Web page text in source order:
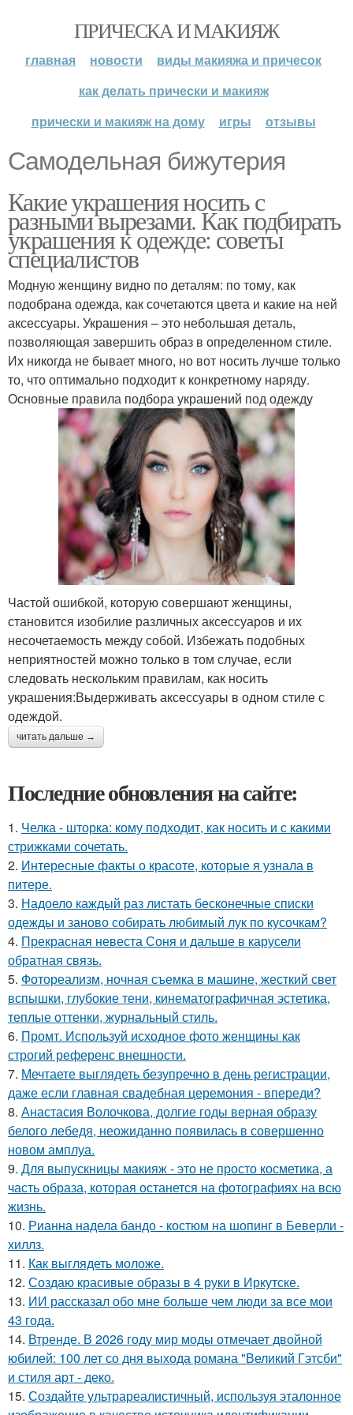
ПРИЧЕСКА И МАКИЯЖ
главная новости
виды макияжа и причесок
как делать прически и макияж
прически и макияж на дому
игры отзывы
Самодельная бижутерия
Какие украшения носить с
разными вырезами. Как подбирать
украшения к одежде: советы
специалистов
Модную женщину видно по деталям: по тому, как
подобрана одежда, как сочетаются цвета и какие на ней
аксессуары. Украшения – это небольшая деталь,
позволяющая завершить образ в определенном стиле.
Их никогда не бывает много, но вот носить лучше только
то, что оптимально подходит к конкретному наряду.
Основные правила подбора украшений под одежду
Частой ошибкой, которую совершают женщины,
становится изобилие различных аксессуаров и их
несочетаемость между собой. Избежать подобных
неприятностей можно только в том случае, если
следовать нескольким правилам, как носить
украшения:Выдерживать аксессуары в одном стиле с
одеждой.
читать дальше →
Последние обновления на сайте:
1. Челка - шторка: кому подходит, как носить и с какими
стрижками сочетать.
2. Интересные факты о красоте, которые я узнала в
питере.
3. Надоело каждый раз листать бесконечные списки
одежды и заново собирать любимый лук по кусочкам?
4. Прекрасная невеста Соня и дальше в карусели
обратная связь.
5. Фотореализм, ночная съемка в машине, жесткий свет
вспышки, глубокие тени, кинематографичная эстетика,
теплые оттенки, журнальный стиль.
6. Промт. Используй исходное фото женщины как
строгий референс внешности.
7. Мечтаете выглядеть безупречно в день регистрации,
даже если главная свадебная церемония - впереди?
8. Анастасия Волочкова, долгие годы верная образу
белого лебедя, неожиданно появилась в совершенно
новом амплуа.
9. Для выпускницы макияж - это не просто косметика, а
часть образа, которая останется на фотографиях на всю
жизнь.
10. Рианна надела бандо - костюм на шопинг в Беверли -
хиллз.
11. Как выглядеть моложе.
12. Создаю красивые образы в 4 руки в Иркутске.
13. ИИ рассказал обо мне больше чем люди за все мои
43 года.
14. Втренде. В 2026 году мир моды отмечает двойной
юбилей: 100 лет со дня выхода романа "Великий Гэтсби"
и стиля арт - деко.
15. Создайте ультрареалистичный, используя эталонное